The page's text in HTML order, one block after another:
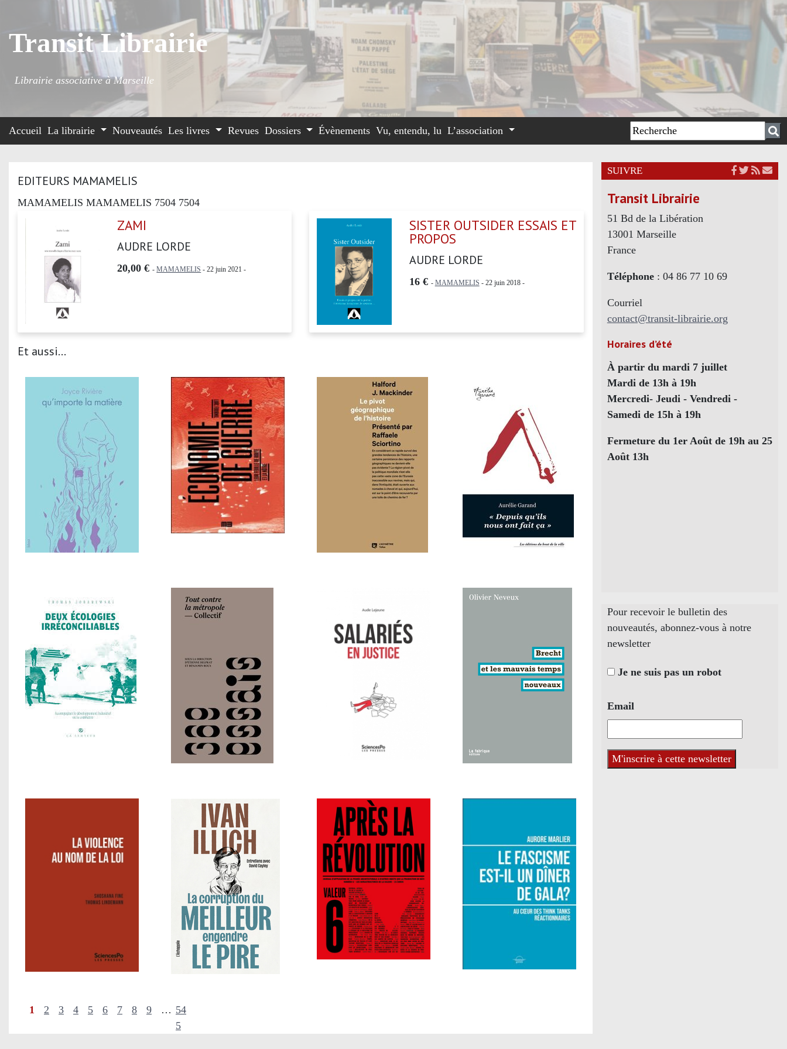
Transit Librairie
Librairie associative à Marseille
Accueil La librairie Nouveautés Les livres Revues Dossiers Évènements Vu, entendu, lu L’association
EDITEURS MAMAMELIS
MAMAMELIS MAMAMELIS 7504 7504
ZAMI
AUDRE LORDE
20,00 € -MAMAMELIS - 22 juin 2021 -
SISTER OUTSIDER ESSAIS ET
PROPOS
AUDRE LORDE
16 € - MAMAMELIS - 22 juin 2018 -
Et aussi...
1 2 3 4 5 6 7 8 9 … 54
5
SUIVRE
Transit Librairie
51 Bd de la Libération
13001 Marseille
France
Téléphone: 04 86 77 10 69
Courriel
contact@transit-librairie.org
Horaires d’été
À partir du mardi 7 juillet
Mardi de 13h à 19h
Mercredi- Jeudi - Vendredi -
Samedi de 15h à 19h
Fermeture du 1er Août de 19h au 25
Août 13h
Pour recevoir le bulletin des
nouveautés, abonnez-vous à notre
newsletter
Je ne suis pas un robot
Email